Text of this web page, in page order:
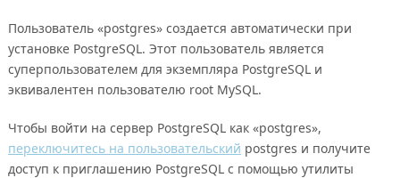
Пользователь «postgres» создается автоматически при
установке PostgreSQL. Этот пользователь является
суперпользователем для экземпляра PostgreSQL и
эквивалентен пользователю root MySQL.
Чтобы войти на сервер PostgreSQL как «postgres»,
переключитесь на пользовательский postgres и получите
доступ к приглашению PostgreSQL с помощью утилиты